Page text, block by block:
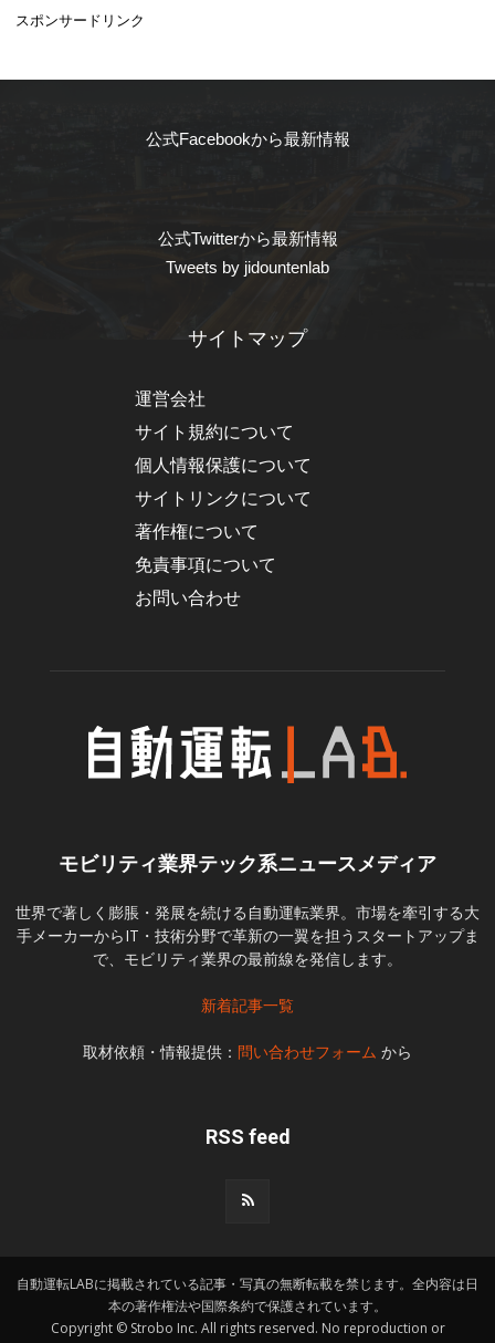
スポンサードリンク
公式Facebookから最新情報
公式Twitterから最新情報
Tweets by jidountenlab
サイトマップ
運営会社
サイト規約について
個人情報保護について
サイトリンクについて
著作権について
免責事項について
お問い合わせ
モビリティ業界テック系ニュースメディア
世界で著しく膨脹・発展を続ける自動運転業界。市場を牽引する大
手メーカーからIT・技術分野で革新の一翼を担うスタートアップま
で、モビリティ業界の最前線を発信します。
新着記事一覧
取材依頼・情報提供： 問い合わせフォーム から
RSS feed
自動運転LABに掲載されている記事・写真の無断転載を禁じます。全内容は日
本の著作権法や国際条約で保護されています。
Copyright © Strobo Inc. All rights reserved. No reproduction or